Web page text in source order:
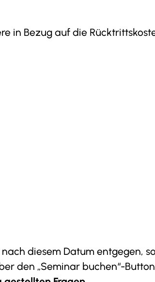
in Bezug auf die
diesem Datum entgegen,
den „Seminar buchen“-